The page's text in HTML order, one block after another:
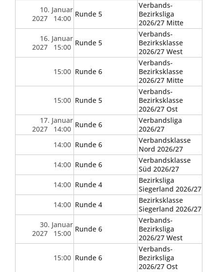
10. Januar
2027 14:00 Runde 5
Verbands-
Bezirksliga
2026/27 Mitte
16. Januar
2027 15:00 Runde 5
Verbands-
Bezirksklasse
2026/27 West
15:00 Runde 6
Verbands-
Bezirksklasse
2026/27 Mitte
15:00 Runde 5
Verbands-
Bezirksklasse
2026/27 Ost
17. Januar
2027 14:00 Runde 6
Verbandsliga
2026/27
14:00 Runde 6
Verbandsklasse
Nord 2026/27
14:00 Runde 6
Verbandsklasse
Süd 2026/27
14:00 Runde 4
Bezirksliga
Siegerland 2026/27
14:00 Runde 4
Bezirksklasse
Siegerland 2026/27
30. Januar
2027 15:00 Runde 6
Verbands-
Bezirksliga
2026/27 West
15:00 Runde 6
Verbands-
Bezirksliga
2026/27 Ost